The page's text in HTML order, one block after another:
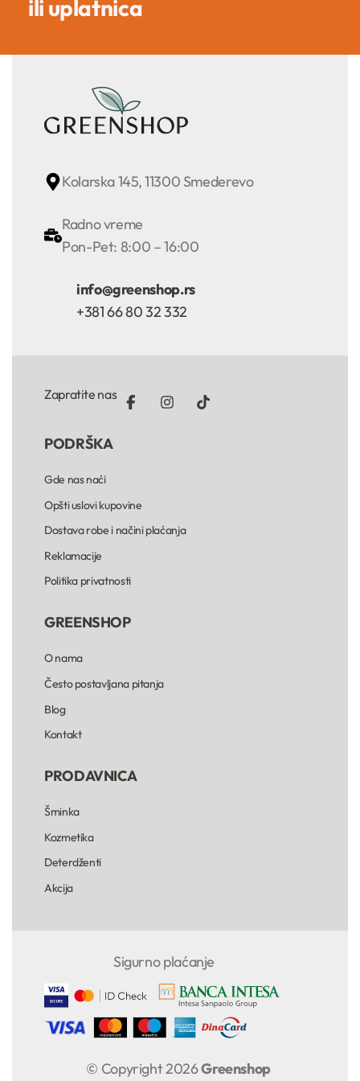
ili uplatnica
Kolarska 145, 11300 Smederevo
Radno vreme
Pon-Pet: 8:00 – 16:00
info@greenshop.rs
+381 66 80 32 332
Zapratite nas
PODRŠKA
Gde nas naći
Opšti uslovi kupovine
Dostava robe i načini plaćanja
Reklamacije
Politika privatnosti
GREENSHOP
O nama
Često postavljana pitanja
Blog
Kontakt
PRODAVNICA
Šminka
Kozmetika
Deterdženti
Akcija
© Copyright 2026Greenshop
Sigurno plaćanje